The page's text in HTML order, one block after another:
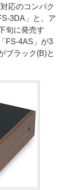
応のコンパク
3DA」と、ア
旬に発売す
FS-4AS」が3
ブラック(B)と